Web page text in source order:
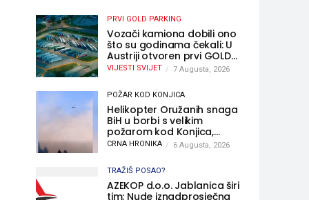
PRVI GOLD PARKING
Vozači kamiona dobili ono
što su godinama čekali: U
Austriji otvoren prvi GOLD
sigurni parking
VIJESTI SVIJET 7 Augusta, 2026
POŽAR KOD KONJICA
Helikopter Oružanih snaga
BiH u borbi s velikim
požarom kod Konjica,
sudjelovao i Air Tractor
CRNA HRONIKA 6 Augusta, 2026
TRAŽIŠ POSAO?
AZEKOP d.o.o. Jablanica širi
tim: Nude iznadprosječna